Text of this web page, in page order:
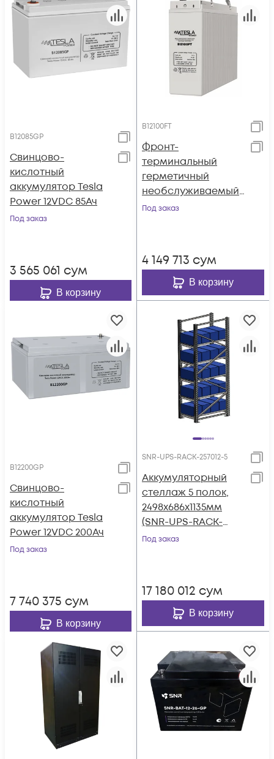
B12085GP
Свинцово-
кислотный
аккумулятор Tesla
Power 12VDC 85Ач
Под заказ
3 565 061 сум
В корзину
B12100FT
Фронт-
терминальный
герметичный
необслуживаемый
аккумулятор Tesla
Под заказ
4 149 713 сум
В корзину
B12200GP
Свинцово-
кислотный
аккумулятор Tesla
Power 12VDC 200Ач
Под заказ
7 740 375 сум
В корзину
SNR-UPS-RACK-257012-5
Аккумуляторный
стеллаж 5 полок,
2498х686х1135мм
(SNR-UPS-RACK-
257012-5)
Под заказ
17 180 012 сум
В корзину